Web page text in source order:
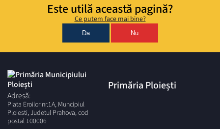
Este utilă această pagină?
Ce putem face mai bine?
Da Nu
Adresă:
Piata Eroilor nr.1A, Muncipiul
Ploiesti, Judetul Prahova, cod
postal 100006
Primăria Ploiești